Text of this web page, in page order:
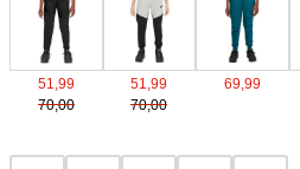
51,99
70,00
51,99
70,00
69,99